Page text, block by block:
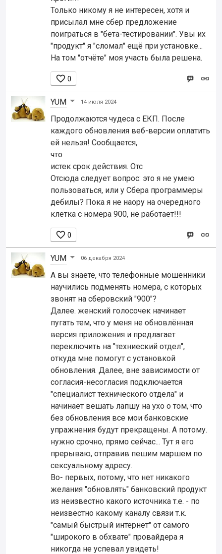
Только никому я не интересен, хотя и
присылал мне сбер предложение
поиграться в "бета-тестировании". Увы их
"продукт" я "сломал" ещё при установке...
На том "отчёте" моя участь была решена.
 0
YUM 14 июля 2024
Продолжаются чудеса с ЕКП. После
каждого обновления веб-версии оплатить
ей нельзя! Сообщается,
что
истек срок действия. Отс
Отсюда следует вопрос: это я не умею
пользоваться, или у Сбера программеры
дебилы? Пока я не наору на очередного
клетка с номера 900, не работает!!!
 0
YUM 06 декабря 2024
А вы знаете, что телефонные мошенники
научились подменять номера, с которых
звонят на сберовский "900"?
Далее. женский голосочек начинает
пугать тем, что у меня не обновлённая
версия приложения и предлагает
переключить на "техниеский отдел",
откуда мне помогут с установкой
обновления. Далее, вне зависимости от
согласия-несогласия подключается
"специалист технического отдела" и
начинает вешать лапшу на ухо о том, что
без обновления все мои банковские
упражнения будут прекращены. А потому.
нужно срочно, прямо сейчас... Тут я его
прерываю, отправив пешим маршем по
сексуальному адресу.
Во- первых, потому, что нет никакого
желания "обновлять" банковский продукт
из неизвестно какого источника т.е. - по
неизвестно какому каналу связи т.к.
"самый быстрый интернет" от самого
"широкого в обхвате" провайдера я
никогда не успевал увидеть!